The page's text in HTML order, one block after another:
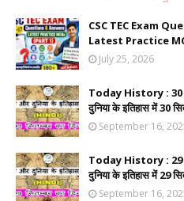
CSC TEC Exam
Latest Practice
July 25, 2026
Today History : 30
दुनिया के इतिहास में 30
September 16,
Today History : 29
दुनिया के इतिहास में 29
September 16,